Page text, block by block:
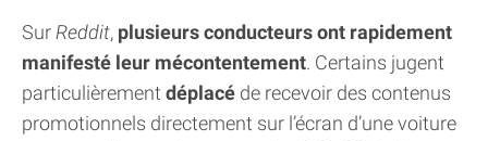
SurReddit, plusieurs conducteurs ont rapidement
manifesté leur mécontentement. Certains jugent
particulièrement déplacé de recevoir des contenus
promotionnels directement sur l’écran d’une voiture